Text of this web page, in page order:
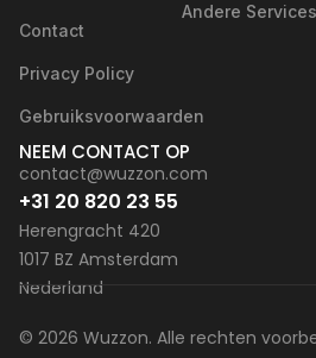
Contact
Privacy Policy
Gebruiksvoorwaarden
Andere Services
NEEM CONTACT OP
contact@wuzzon.com
+31 20 820 23 55
Herengracht 420
1017 BZ Amsterdam
Nederland
© 2026 Wuzzon. Alle rechten